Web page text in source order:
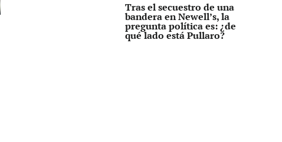
Tras el secuestro de una
bandera en Newell’s, la
pregunta política es: ¿de
qué lado está Pullaro?